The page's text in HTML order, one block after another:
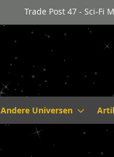
Trade Post 47 - Sci-Fi
Andere Universen